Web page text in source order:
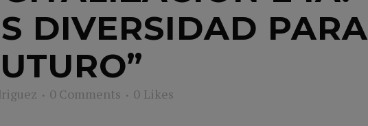
DIVERSIDAD PARA
0 Comments 0 Likes